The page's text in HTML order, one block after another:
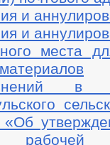
и
и
места
в